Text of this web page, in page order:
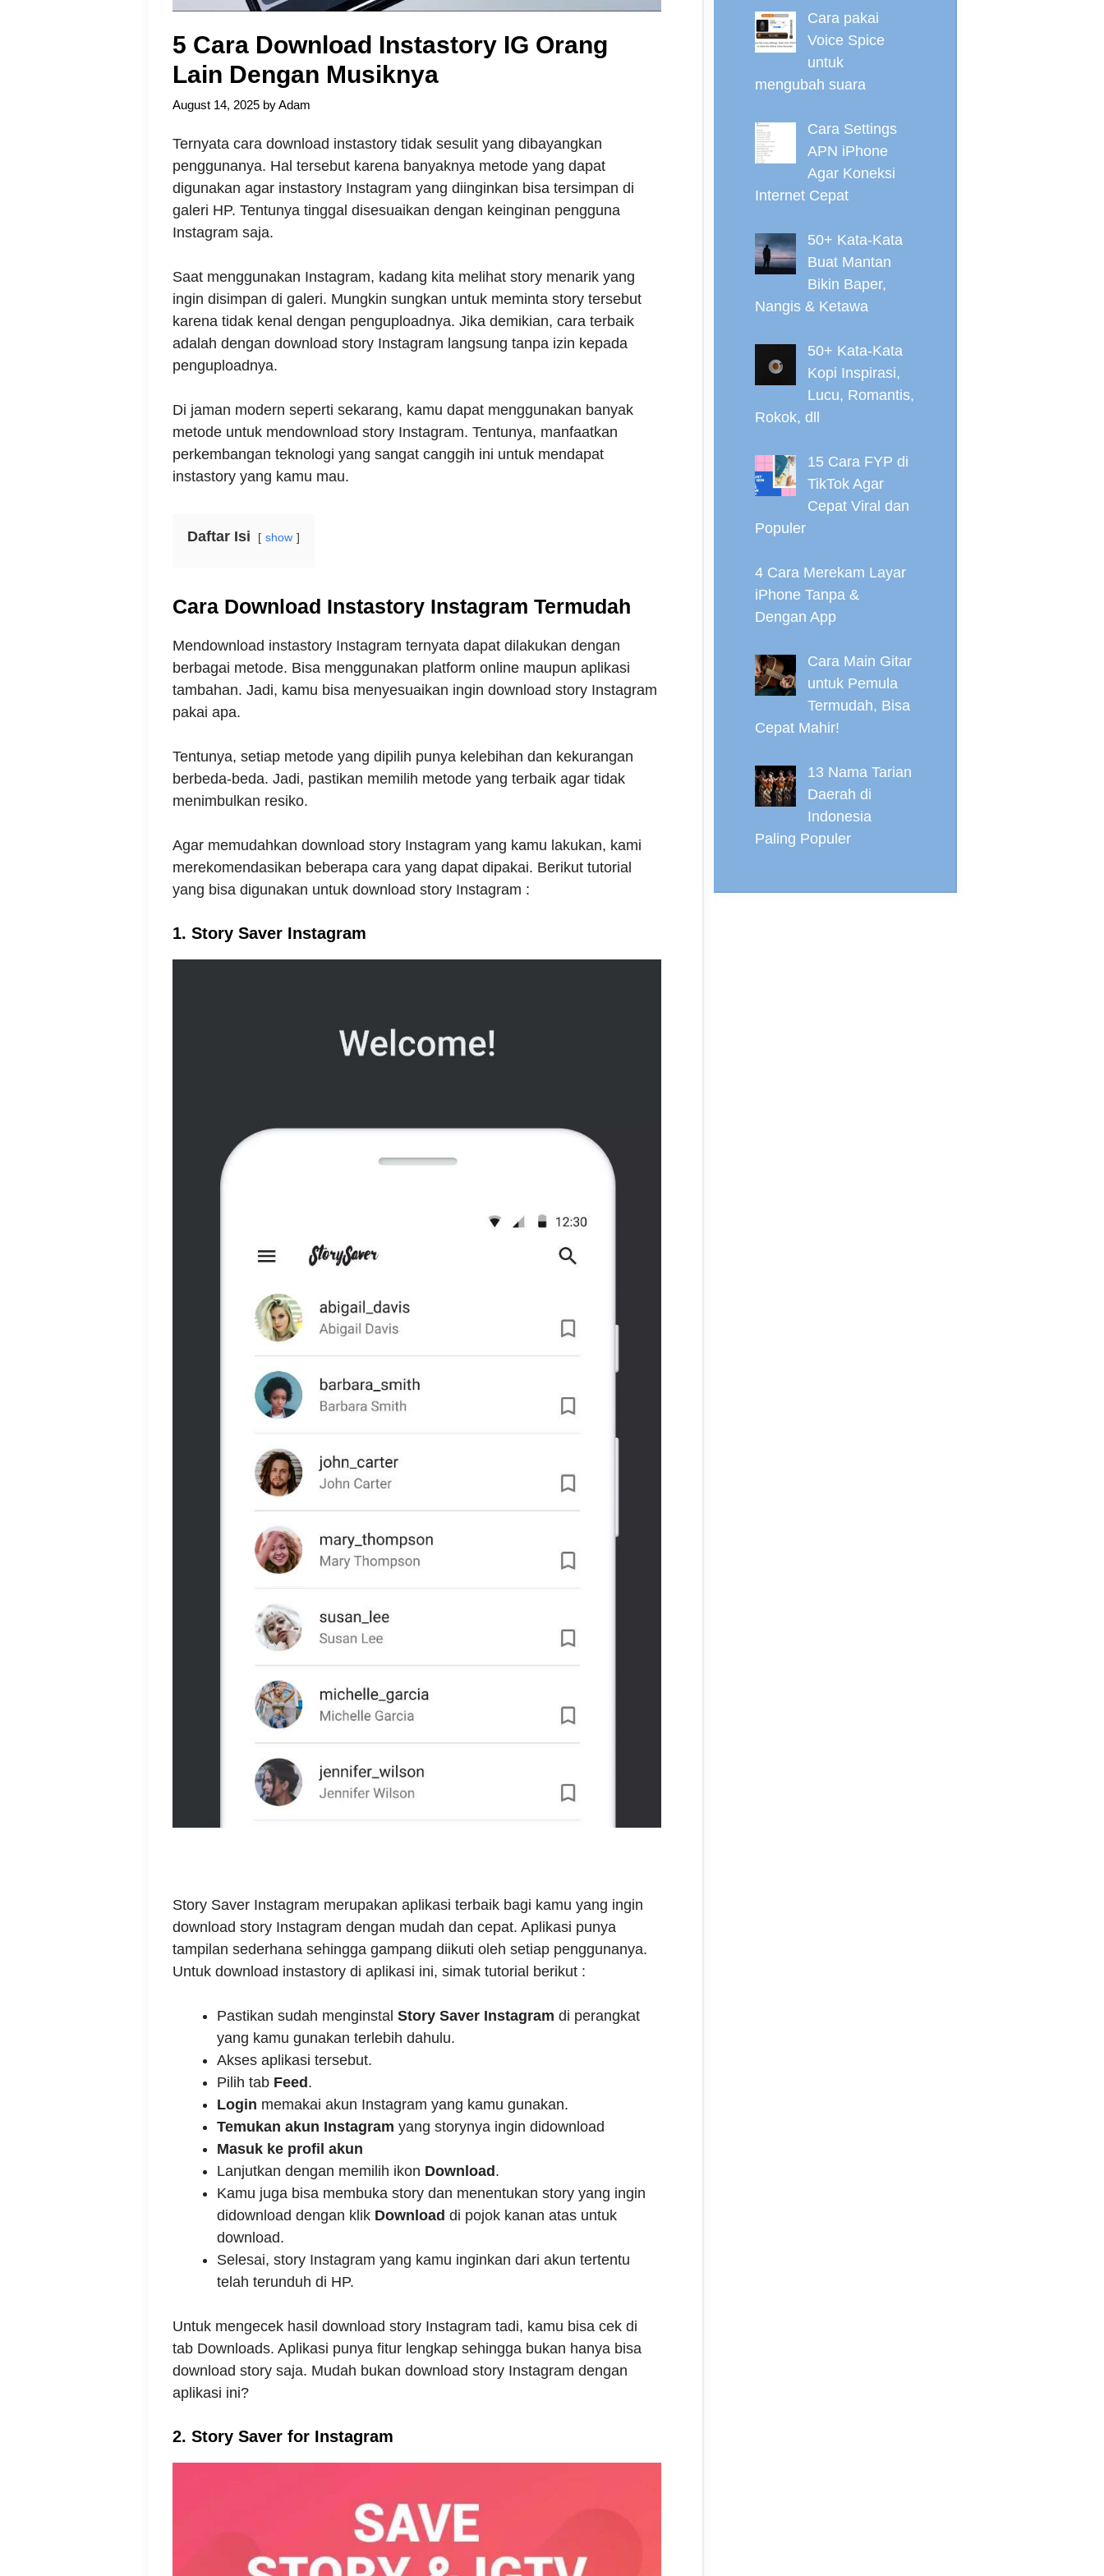
5 Cara Download Instastory IG Orang
Lain Dengan Musiknya
August 14, 2025 byAdam
Ternyata cara download instastory tidak sesulit yang dibayangkan
penggunanya. Hal tersebut karena banyaknya metode yang dapat
digunakan agar instastory Instagram yang diinginkan bisa tersimpan di
galeri HP. Tentunya tinggal disesuaikan dengan keinginan pengguna
Instagram saja.
Saat menggunakan Instagram, kadang kita melihat story menarik yang
ingin disimpan di galeri. Mungkin sungkan untuk meminta story tersebut
karena tidak kenal dengan penguploadnya. Jika demikian, cara terbaik
adalah dengan download story Instagram langsung tanpa izin kepada
penguploadnya.
Di jaman modern seperti sekarang, kamu dapat menggunakan banyak
metode untuk mendownload story Instagram. Tentunya, manfaatkan
perkembangan teknologi yang sangat canggih ini untuk mendapat
instastory yang kamu mau.
Daftar Isi show
Cara Download Instastory Instagram Termudah
Mendownload instastory Instagram ternyata dapat dilakukan dengan
berbagai metode. Bisa menggunakan platform online maupun aplikasi
tambahan. Jadi, kamu bisa menyesuaikan ingin download story Instagram
pakai apa.
Tentunya, setiap metode yang dipilih punya kelebihan dan kekurangan
berbeda-beda. Jadi, pastikan memilih metode yang terbaik agar tidak
menimbulkan resiko.
Agar memudahkan download story Instagram yang kamu lakukan, kami
merekomendasikan beberapa cara yang dapat dipakai. Berikut tutorial
yang bisa digunakan untuk download story Instagram :
1. Story Saver Instagram
Story Saver Instagram merupakan aplikasi terbaik bagi kamu yang ingin
download story Instagram dengan mudah dan cepat. Aplikasi punya
tampilan sederhana sehingga gampang diikuti oleh setiap penggunanya.
Untuk download instastory di aplikasi ini, simak tutorial berikut :
Pastikan sudah menginstal Story Saver Instagram di perangkat
yang kamu gunakan terlebih dahulu.
Akses aplikasi tersebut.
Pilih tab Feed .
Login memakai akun Instagram yang kamu gunakan.
Temukan akun Instagram yang storynya ingin didownload
Masuk ke profil akun
Lanjutkan dengan memilih ikon Download .
Kamu juga bisa membuka story dan menentukan story yang ingin
didownload dengan klik Download di pojok kanan atas untuk
download.
Selesai, story Instagram yang kamu inginkan dari akun tertentu
telah terunduh di HP.
Untuk mengecek hasil download story Instagram tadi, kamu bisa cek di
tab Downloads. Aplikasi punya fitur lengkap sehingga bukan hanya bisa
download story saja. Mudah bukan download story Instagram dengan
aplikasi ini?
2. Story Saver for Instagram
Cara pakai
Voice Spice
untuk
mengubah suara
Cara Settings
APN iPhone
Agar Koneksi
Internet Cepat
50+ Kata-Kata
Buat Mantan
Bikin Baper,
Nangis & Ketawa
50+ Kata-Kata
Kopi Inspirasi,
Lucu, Romantis,
Rokok, dll
15 Cara FYP di
TikTok Agar
Cepat Viral dan
Populer
4 Cara Merekam Layar
iPhone Tanpa &
Dengan App
Cara Main Gitar
untuk Pemula
Termudah, Bisa
Cepat Mahir!
13 Nama Tarian
Daerah di
Indonesia
Paling Populer